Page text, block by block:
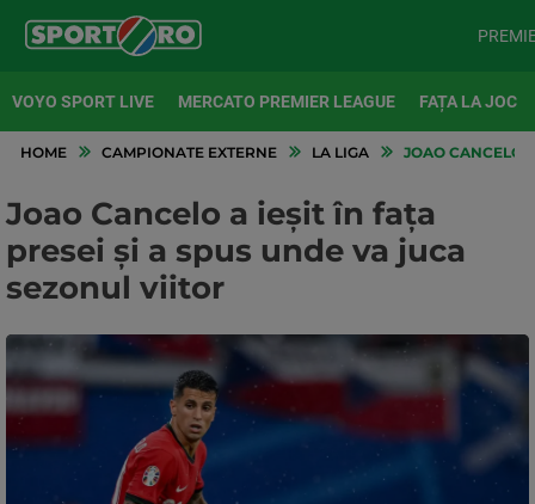
VOYO SPORT LIVE MERCATO PREMIER LEAGUE FAȚA LA JOC
HOME CAMPIONATE EXTERNE LA LIGA JOAO CANCELO
Joao Cancelo a ieșit în fața
presei și a spus unde va juca
sezonul viitor